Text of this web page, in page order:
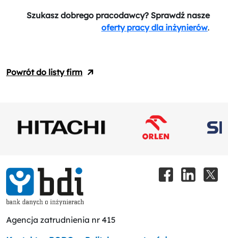
Szukasz dobrego pracodawcy? Sprawdź nasze
oferty pracy dla inżynierów.
Powrót do listy firm
Agencja zatrudnienia nr 415